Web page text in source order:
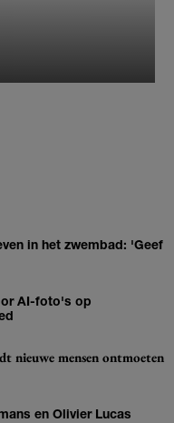
in het zwembad: 'Geef
AI-foto's op
nieuwe mensen ontmoeten
en Olivier Lucas